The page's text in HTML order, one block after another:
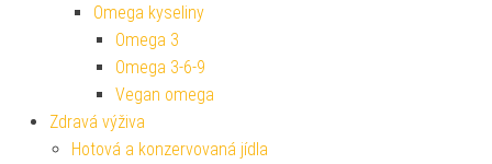
Omega kyseliny
Omega 3
Omega 3-6-9
Vegan omega
Zdravá výživa
Hotová a konzervovaná jídla